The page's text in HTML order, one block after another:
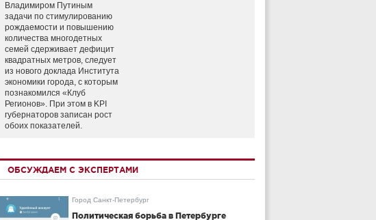
Владимиром Путиным
задачи по стимулированию
рождаемости и повышению
количества многодетных
семей сдерживает дефицит
квадратных метров, следует
из нового доклада Института
экономики города, с которым
познакомился «Клуб
Регионов». При этом в KPI
губернаторов записан рост
обоих показателей.
ОБСУЖДАЕМ С ЭКСПЕРТАМИ
Город Санкт-Петербург
Политическая борьба в Петербурге